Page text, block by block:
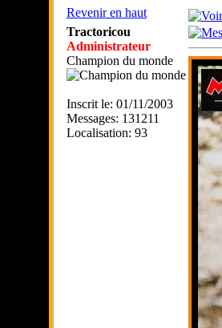
Revenir en haut
Tractoricou
Administrateur
Champion du monde
Inscrit le: 01/11/2003
Messages: 131211
Localisation: 93